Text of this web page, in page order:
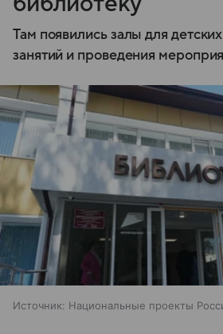
Там появились залы для
занятий и проведения
Источник: Национальные проекты